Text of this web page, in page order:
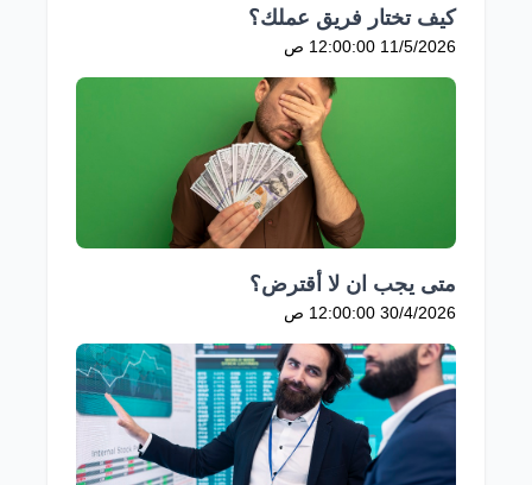
كيف تختار فريق عملك؟
11/5/2026 12:00:00 ص
متى يجب ان لا أقترض؟
30/4/2026 12:00:00 ص